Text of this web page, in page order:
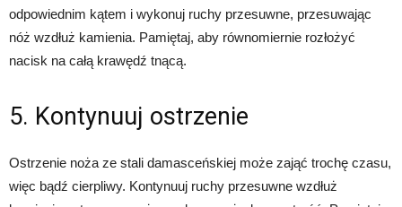
odpowiednim kątem i wykonuj ruchy przesuwne, przesuwając
nóż wzdłuż kamienia. Pamiętaj, aby równomiernie rozłożyć
nacisk na całą krawędź tnącą.
5. Kontynuuj ostrzenie
Ostrzenie noża ze stali damasceńskiej może zająć trochę czasu,
więc bądź cierpliwy. Kontynuuj ruchy przesuwne wzdłuż